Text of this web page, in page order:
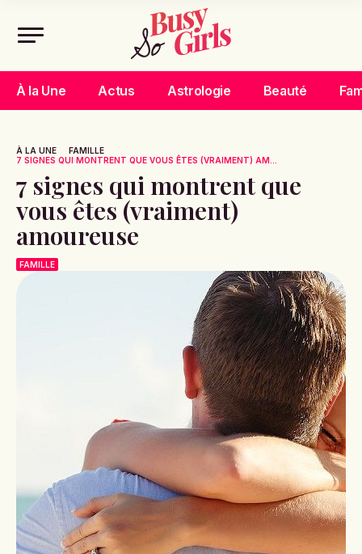
À la Une Actus Astrologie Beauté
À LA UNE
FAMILLE
7 SIGNES QUI MONTRENT QUE VOUS ÊTES (VRAIMENT) AM...
7 signes qui montrent que
vous êtes (vraiment)
amoureuse
FAMILLE